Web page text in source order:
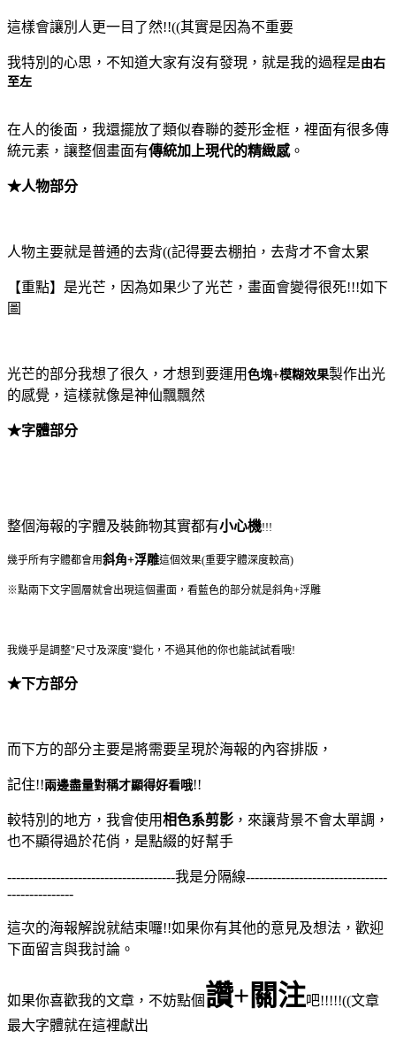
這樣會讓別人更一目了然!!((其實是因為不重要
我特別的心思，不知道大家有沒有發現，就是我的過程是由右
至左
在人的後面，我還擺放了類似春聯的菱形金框，裡面有很多傳
統元素，讓整個畫面有傳統加上現代的精緻感。
★人物部分
人物主要就是普通的去背((記得要去棚拍，去背才不會太累
【重點】是光芒，因為如果少了光芒，畫面會變得很死!!!如下
圖
光芒的部分我想了很久，才想到要運用 色塊+模糊效果製作出光
的感覺，這樣就像是神仙飄飄然
★字體部分
整個海報的字體及裝飾物其實都有小心機!!!
幾乎所有字體都會用斜角+浮雕這個效果(重要字體深度較高)
※點兩下文字圖層就會出現這個畫面，看藍色的部分就是斜角+浮雕
我幾乎是調整"尺寸及深度"變化，不過其他的你也能試試看哦!
★下方部分
而下方的部分主要是將需要呈現於海報的內容排版，
記住!!兩邊盡量對稱才顯得好看哦!!
較特別的地方，我會使用相色系剪影 ，來讓背景不會太單調，
也不顯得過於花俏，是點綴的好幫手
--------------------------------------我是分隔線--------------------------------
---------------
這次的海報解說就結束囉!!如果你有其他的意見及想法，歡迎
下面留言與我討論。
如果你喜歡我的文章，不妨點個讚+關注吧!!!!!((文章
最大字體就在這裡獻出